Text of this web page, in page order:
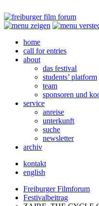
home
call for entries
about
das festival
students’ platform
team
sponsoren und
service
anreise
unterkunft
suche
newsletter
archiv
kontakt
english
Freiburger Filmforum
Festivalbeitrag